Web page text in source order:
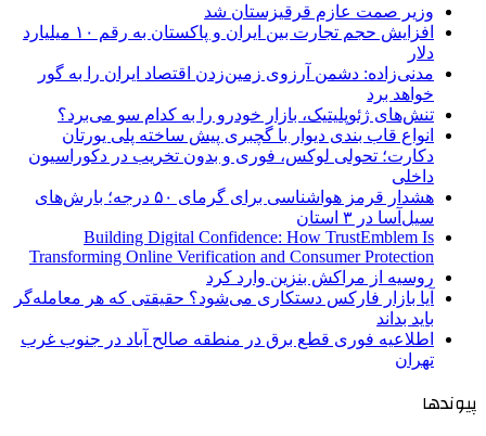
وزیر صمت عازم قرقیزستان شد
افزایش حجم تجارت بین ایران و پاکستان به رقم ۱۰ میلیارد
دلار
مدنی‌زاده: دشمن آرزوی زمین‌زدن اقتصاد ایران را به گور
خواهد برد
تنش‌های ژئوپلیتیک، بازار خودرو را به کدام سو می‌برد؟
انواع قاب بندی دیوار با گچبری پیش ساخته پلی یورتان
دکارت؛ تحولی لوکس، فوری و بدون تخریب در دکوراسیون
داخلی
هشدار قرمز هواشناسی برای گرمای ۵۰ درجه؛ بارش‌های
سیل‌آسا در ۳ استان
Building Digital Confidence: How TrustEmblem Is
Transforming Online Verification and Consumer Protection
روسیه از مراکش بنزین وارد کرد
آیا بازار فارکس دستکاری می‌شود؟ حقیقتی که هر معامله‌گر
باید بداند
اطلاعیه فوری قطع برق در منطقه صالح آباد در جنوب غرب
تهران
پیوندها